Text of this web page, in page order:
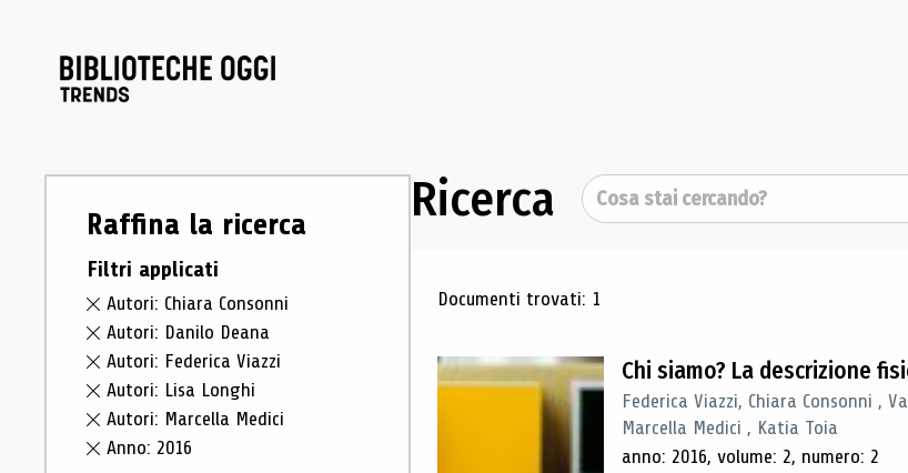
Raffina la ricerca
Filtri applicati
Autori: Chiara Consonni
Autori: Danilo Deana
Autori: Federica Viazzi
Autori: Lisa Longhi
Autori: Marcella Medici
Anno: 2016
Ricerca Cerca
Risultati di ricerca
Documenti trovati: 1
Chi siamo? La descrizione
Federica Viazzi, Chiara Consonni ,
Marcella Medici , Katia Toia
anno: 2016, volume: 2, numero: 2